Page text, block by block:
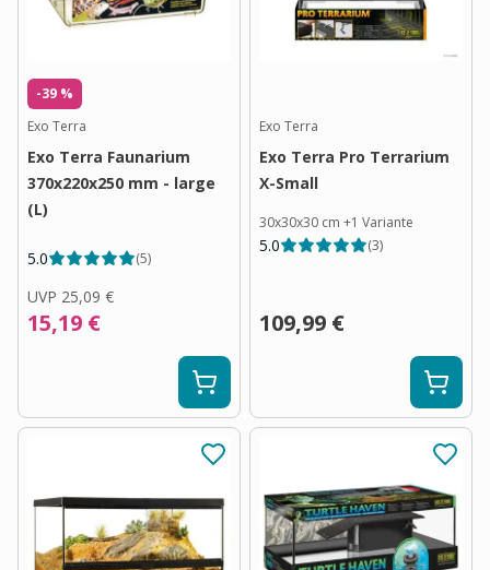
-39 %
Exo Terra
Exo Terra Faunarium
370x220x250 mm - large
(L)
5.0 (5)
UVP 25,09 €
15,19 €
Exo Terra
Exo Terra Pro Terrarium
X-Small
30x30x30 cm +1 Variante
5.0 (3)
109,99 €